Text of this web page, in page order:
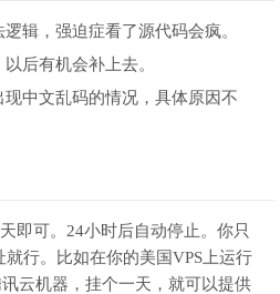
辑，强迫症看了源代码会疯。
后有机会补上去。
现中文乱码的情况，具体原因不
即可。24小时后自动停止。你只
行。比如在你的美国VPS上运行
云机器，挂个一天，就可以提供